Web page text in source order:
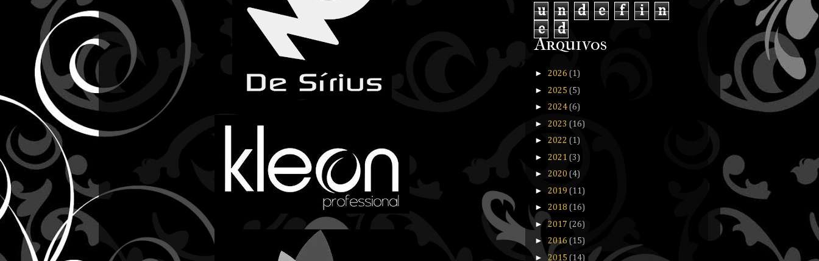
u n d e f i
n
e
d
Arquivos
► 2026 (1)
► 2025 (5)
► 2024 (6)
► 2023 (16)
► 2022 (1)
► 2021 (3)
► 2020 (4)
► 2019 (11)
► 2018 (16)
►2017 (26)
► 2016 (15)
►2015 (14)